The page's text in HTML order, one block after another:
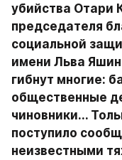
убийства Отари
председателя
социальной
имени Льва
гибнут многие:
общественные
чиновники...
поступило
неизвестными